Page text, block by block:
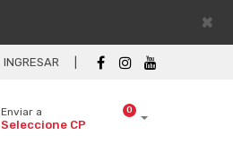
×
INGRESAR
0
Enviar a
Seleccione CP